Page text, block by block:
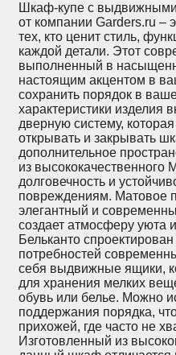
Шкаф-купе с
от компании Garders.ru –
тех, кто ценит стиль,
каждой детали. Этот
выполненный в
настоящим акцентом в
сохранить порядок в
характеристики изделия
дверную систему,
открывать и закрывать
дополнительное
из высококачественного
долговечность и
повреждениям. Матовое
элегантный и
создает атмосферу уюта
Бельканто
потребностей
себя выдвижные ящики,
для хранения мелких
обувь или белье. Можно
поддержания порядка,
прихожей, где часто не
Изготовленный из